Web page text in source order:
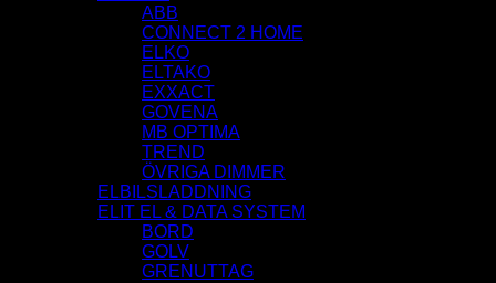
ABB
CONNECT 2 HOME
ELKO
ELTAKO
EXXACT
GOVENA
MB OPTIMA
TREND
ÖVRIGA DIMMER
ELBILSLADDNING
ELIT EL & DATA SYSTEM
BORD
GOLV
GRENUTTAG